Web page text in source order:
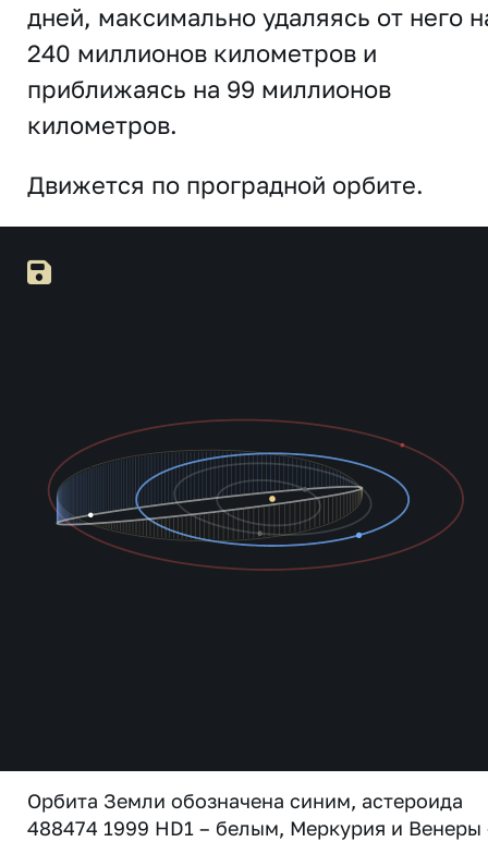
дней, максимально удаляясь от него
240 миллионов километров и
приближаясь на 99 миллионов
километров.
Движется по проградной орбите.
Орбита Земли обозначена синим, астероида
488474 1999 HD1 – белым, Меркурия и Венеры